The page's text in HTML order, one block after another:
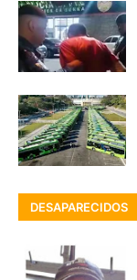
DESAPARECIDOS